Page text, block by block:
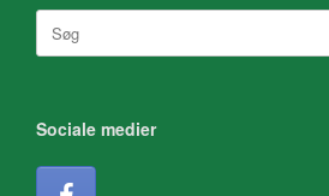
efter:
Sociale medier